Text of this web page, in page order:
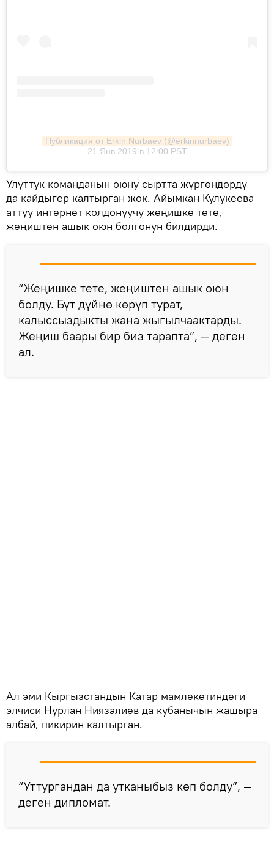
Публикация от Erkin Nurbaev (@erkinnurbaev)
21 Янв 2019 в 12:00 PST
Улуттук команданын оюну сыртта жүргөндөрдү
да кайдыгер калтырган жок. Айымкан Кулукеева
аттуу интернет колдонуучу жеңишке тете,
жеңиштен ашык оюн болгонун билдирди.
“Жеңишке тете, жеңиштен ашык оюн
болду. Бүт дүйнө көрүп турат,
калыссыздыкты жана жыгылчаактарды.
Жеңиш баары бир биз тарапта”, — деген
ал.
Ал эми Кыргызстандын Катар мамлекетиндеги
элчиси Нурлан Ниязалиев да кубанычын жашыра
албай, пикирин калтырган.
“Уттургандан да утканыбыз көп болду”, —
деген дипломат.